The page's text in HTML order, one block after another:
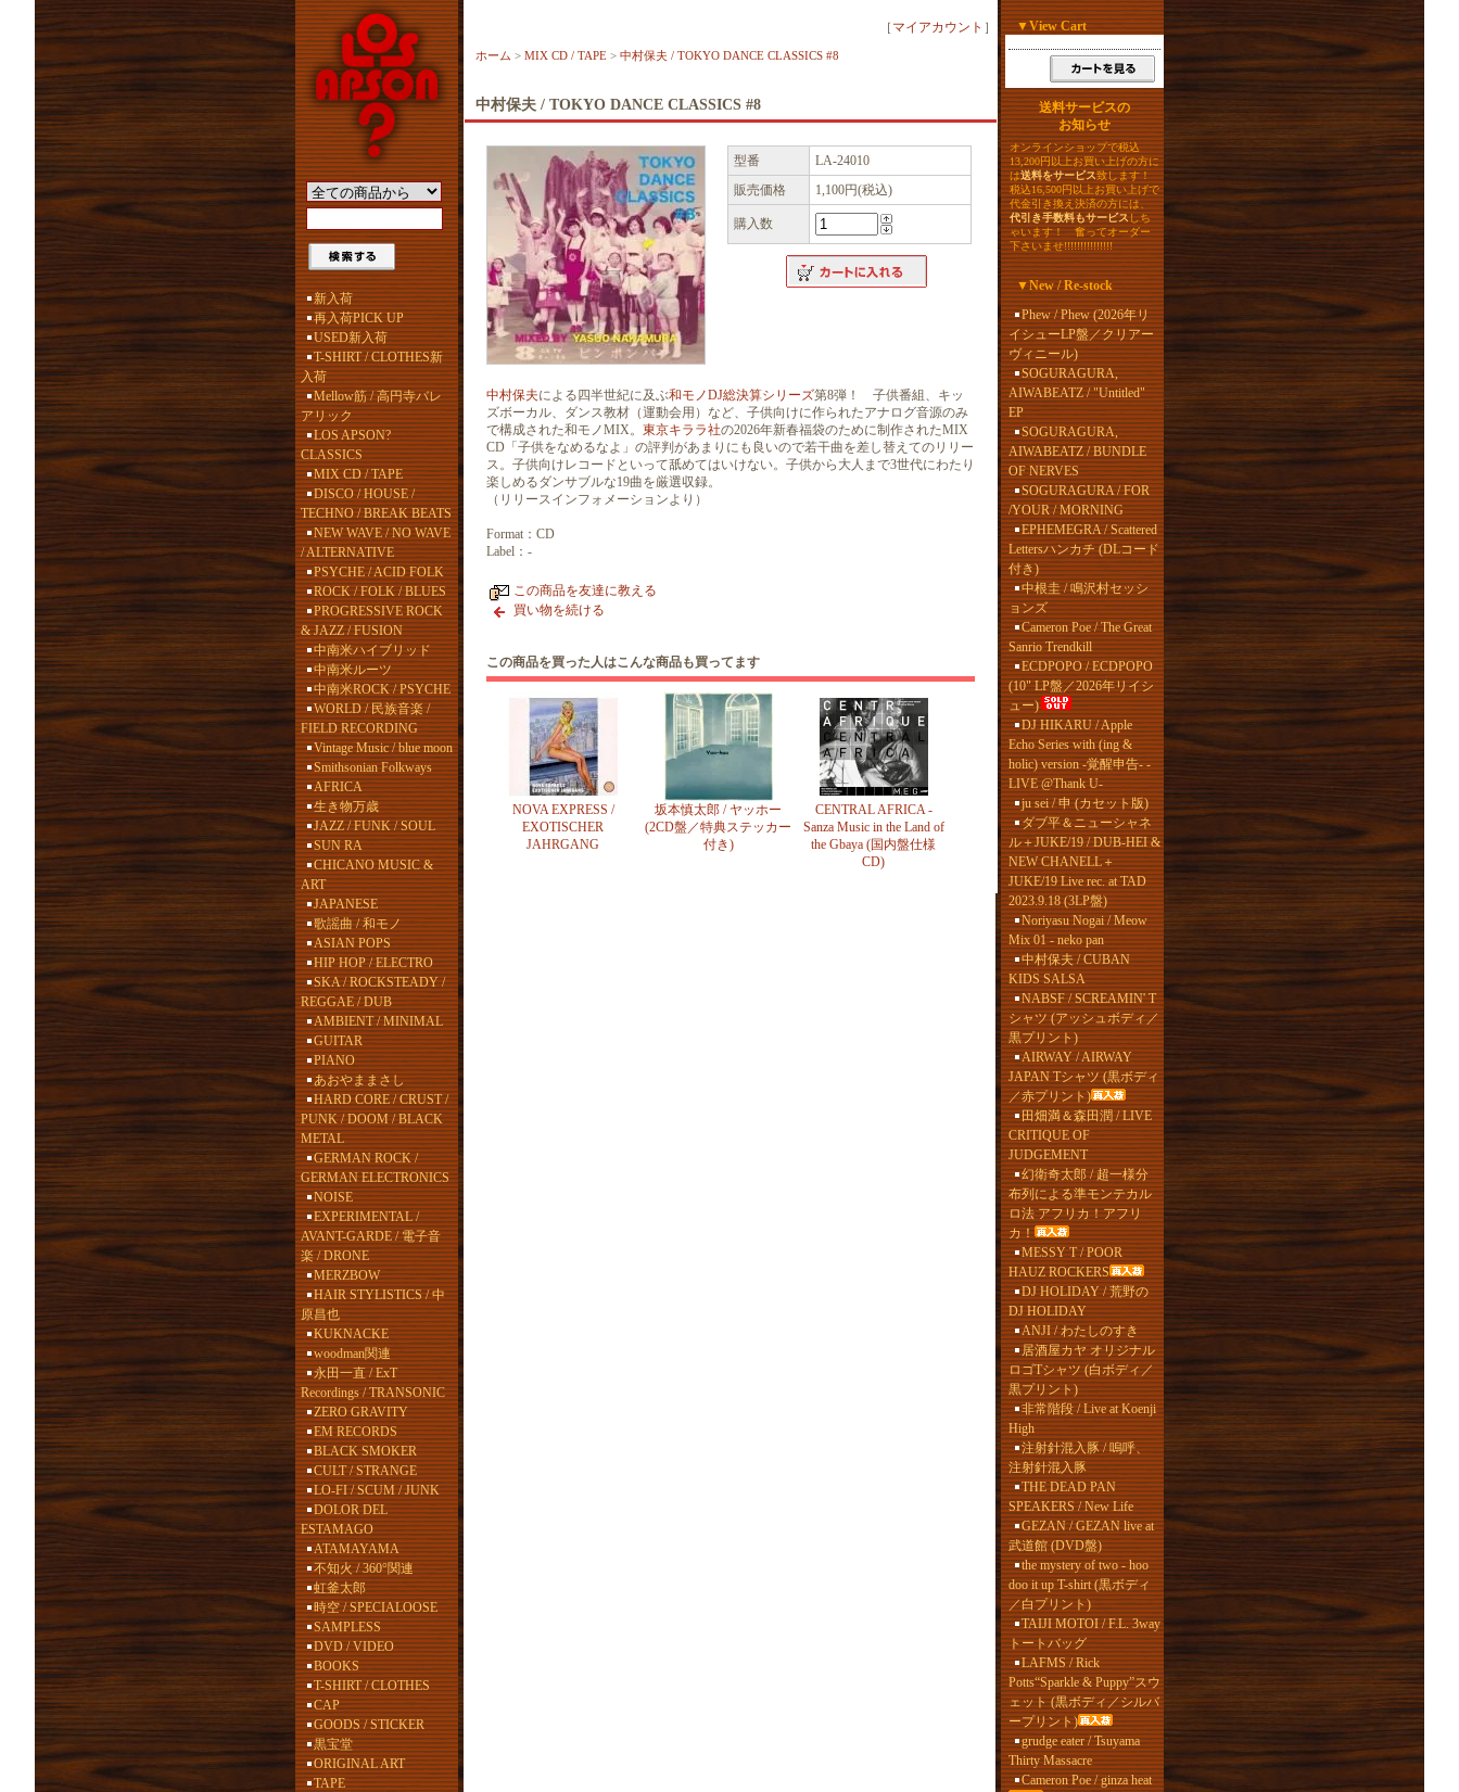
新入荷
再入荷PICK UP
USED新入荷
T-SHIRT / CLOTHES新
入荷
Mellow筋 / 高円寺バレ
アリック
LOS APSON?
CLASSICS
MIX CD / TAPE
DISCO / HOUSE /
TECHNO / BREAK BEATS
NEW WAVE / NO WAVE
/ ALTERNATIVE
PSYCHE / ACID FOLK
ROCK / FOLK / BLUES
PROGRESSIVE ROCK
& JAZZ / FUSION
中南米ハイブリッド
中南米ルーツ
中南米ROCK / PSYCHE
WORLD / 民族音楽 /
FIELD RECORDING
Vintage Music / blue moon
Smithsonian Folkways
AFRICA
生き物万歳
JAZZ / FUNK / SOUL
SUN RA
CHICANO MUSIC &
ART
JAPANESE
歌謡曲 / 和モノ
ASIAN POPS
HIP HOP / ELECTRO
SKA / ROCKSTEADY /
REGGAE / DUB
AMBIENT / MINIMAL
GUITAR
PIANO
あおやままさし
HARD CORE / CRUST /
PUNK / DOOM / BLACK
METAL
GERMAN ROCK /
GERMAN ELECTRONICS
NOISE
EXPERIMENTAL /
AVANT-GARDE / 電子音
楽 / DRONE
MERZBOW
HAIR STYLISTICS / 中
原昌也
KUKNACKE
woodman関連
永田一直 / ExT
Recordings / TRANSONIC
ZERO GRAVITY
EM RECORDS
BLACK SMOKER
CULT / STRANGE
LO-FI / SCUM / JUNK
DOLOR DEL
ESTAMAGO
ATAMAYAMA
不知火 / 360°関連
虹釜太郎
時空 / SPECIALOOSE
SAMPLESS
DVD / VIDEO
BOOKS
T-SHIRT / CLOTHES
CAP
GOODS / STICKER
黒宝堂
ORIGINAL ART
TAPE
［ マイアカウント ］
ホーム > MIX CD / TAPE > 中村保夫 / TOKYO DANCE CLASSICS #8
中村保夫 / TOKYO DANCE CLASSICS #8
型番
LA-24010
販売価格
1,100円(税込)
購入数
中村保夫による四半世紀に及ぶ和モノDJ総決算シリーズ第8弾！ 子供番組、キッ
ズボーカル、ダンス教材（運動会用）など、子供向けに作られたアナログ音源のみ
で構成された和モノMIX。 東京キララ社の2026年新春福袋のために制作されたMIX
CD「子供をなめるなよ」の評判があまりにも良いので若干曲を差し替えてのリリー
ス。子供向けレコードといって舐めてはいけない。子供から大人まで3世代にわたり
楽しめるダンサブルな19曲を厳選収録。
（リリースインフォメーションより）
Format：CD
Label：-
この商品を友達に教える
買い物を続ける
この商品を買った人はこんな商品も買ってます
NOVA EXPRESS /
EXOTISCHER
JAHRGANG
坂本慎太郎 / ヤッホー
(2CD盤／特典ステッカー
付き)
CENTRAL AFRICA -
Sanza Music in the Land of
the Gbaya (国内盤仕様
CD)
▼View Cart
送料サービスの
お知らせ
オンラインショップで税込
13,200円以上お買い上げの方に
は送料をサービス致します！
税込16,500円以上お買い上げで
代金引き換え決済の方には、
代引き手数料もサービスしち
ゃいます！ 奮ってオーダー
下さいませ!!!!!!!!!!!!!!!
▼New / Re-stock
Phew / Phew (2026年リ
イシューLP盤／クリアー
ヴィニール)
SOGURAGURA,
AIWABEATZ / "Untitled"
EP
SOGURAGURA,
AIWABEATZ / BUNDLE
OF NERVES
SOGURAGURA / FOR
/YOUR / MORNING
EPHEMEGRA / Scattered
Lettersハンカチ (DLコード
付き)
中根圭 / 鳴沢村セッシ
ョンズ
Cameron Poe / The Great
Sanrio Trendkill
ECDPOPO / ECDPOPO
(10" LP盤／2026年リイシ
ュー)
DJ HIKARU / Apple
Echo Series with (ing &
holic) version -覚醒申告- -
LIVE @Thank U-
ju sei / 申 (カセット版)
ダブ平＆ニューシャネ
ル＋JUKE/19 / DUB-HEI &
NEW CHANELL＋
JUKE/19 Live rec. at TAD
2023.9.18 (3LP盤)
Noriyasu Nogai / Meow
Mix 01 - neko pan
中村保夫 / CUBAN
KIDS SALSA
NABSF / SCREAMIN' T
シャツ (アッシュボディ／
黒プリント)
AIRWAY / AIRWAY
JAPAN Tシャツ (黒ボディ
／赤プリント)
田畑満＆森田潤 / LIVE
CRITIQUE OF
JUDGEMENT
幻衛奇太郎 / 超一様分
布列による準モンテカル
ロ法 アフリカ！アフリ
カ！
MESSY T / POOR
HAUZ ROCKERS
DJ HOLIDAY / 荒野の
DJ HOLIDAY
ANJI / わたしのすき
居酒屋カヤ オリジナル
ロゴTシャツ (白ボディ／
黒プリント)
非常階段 / Live at Koenji
High
注射針混入豚 / 嗚呼、
注射針混入豚
THE DEAD PAN
SPEAKERS / New Life
GEZAN / GEZAN live at
武道館 (DVD盤)
the mystery of two - hoo
doo it up T-shirt (黒ボディ
／白プリント)
TAIJI MOTOI / F.L. 3way
トートバッグ
LAFMS / Rick
Potts“Sparkle & Puppy”スウ
ェット (黒ボディ／シルバ
ープリント)
grudge eater / Tsuyama
Thirty Massacre
Cameron Poe / ginza heat